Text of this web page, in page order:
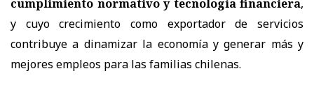
cumplimiento normativo y tecnología financiera,
y cuyo crecimiento como exportador de servicios
contribuye a dinamizar la economía y generar más y
mejores empleos para las familias chilenas.